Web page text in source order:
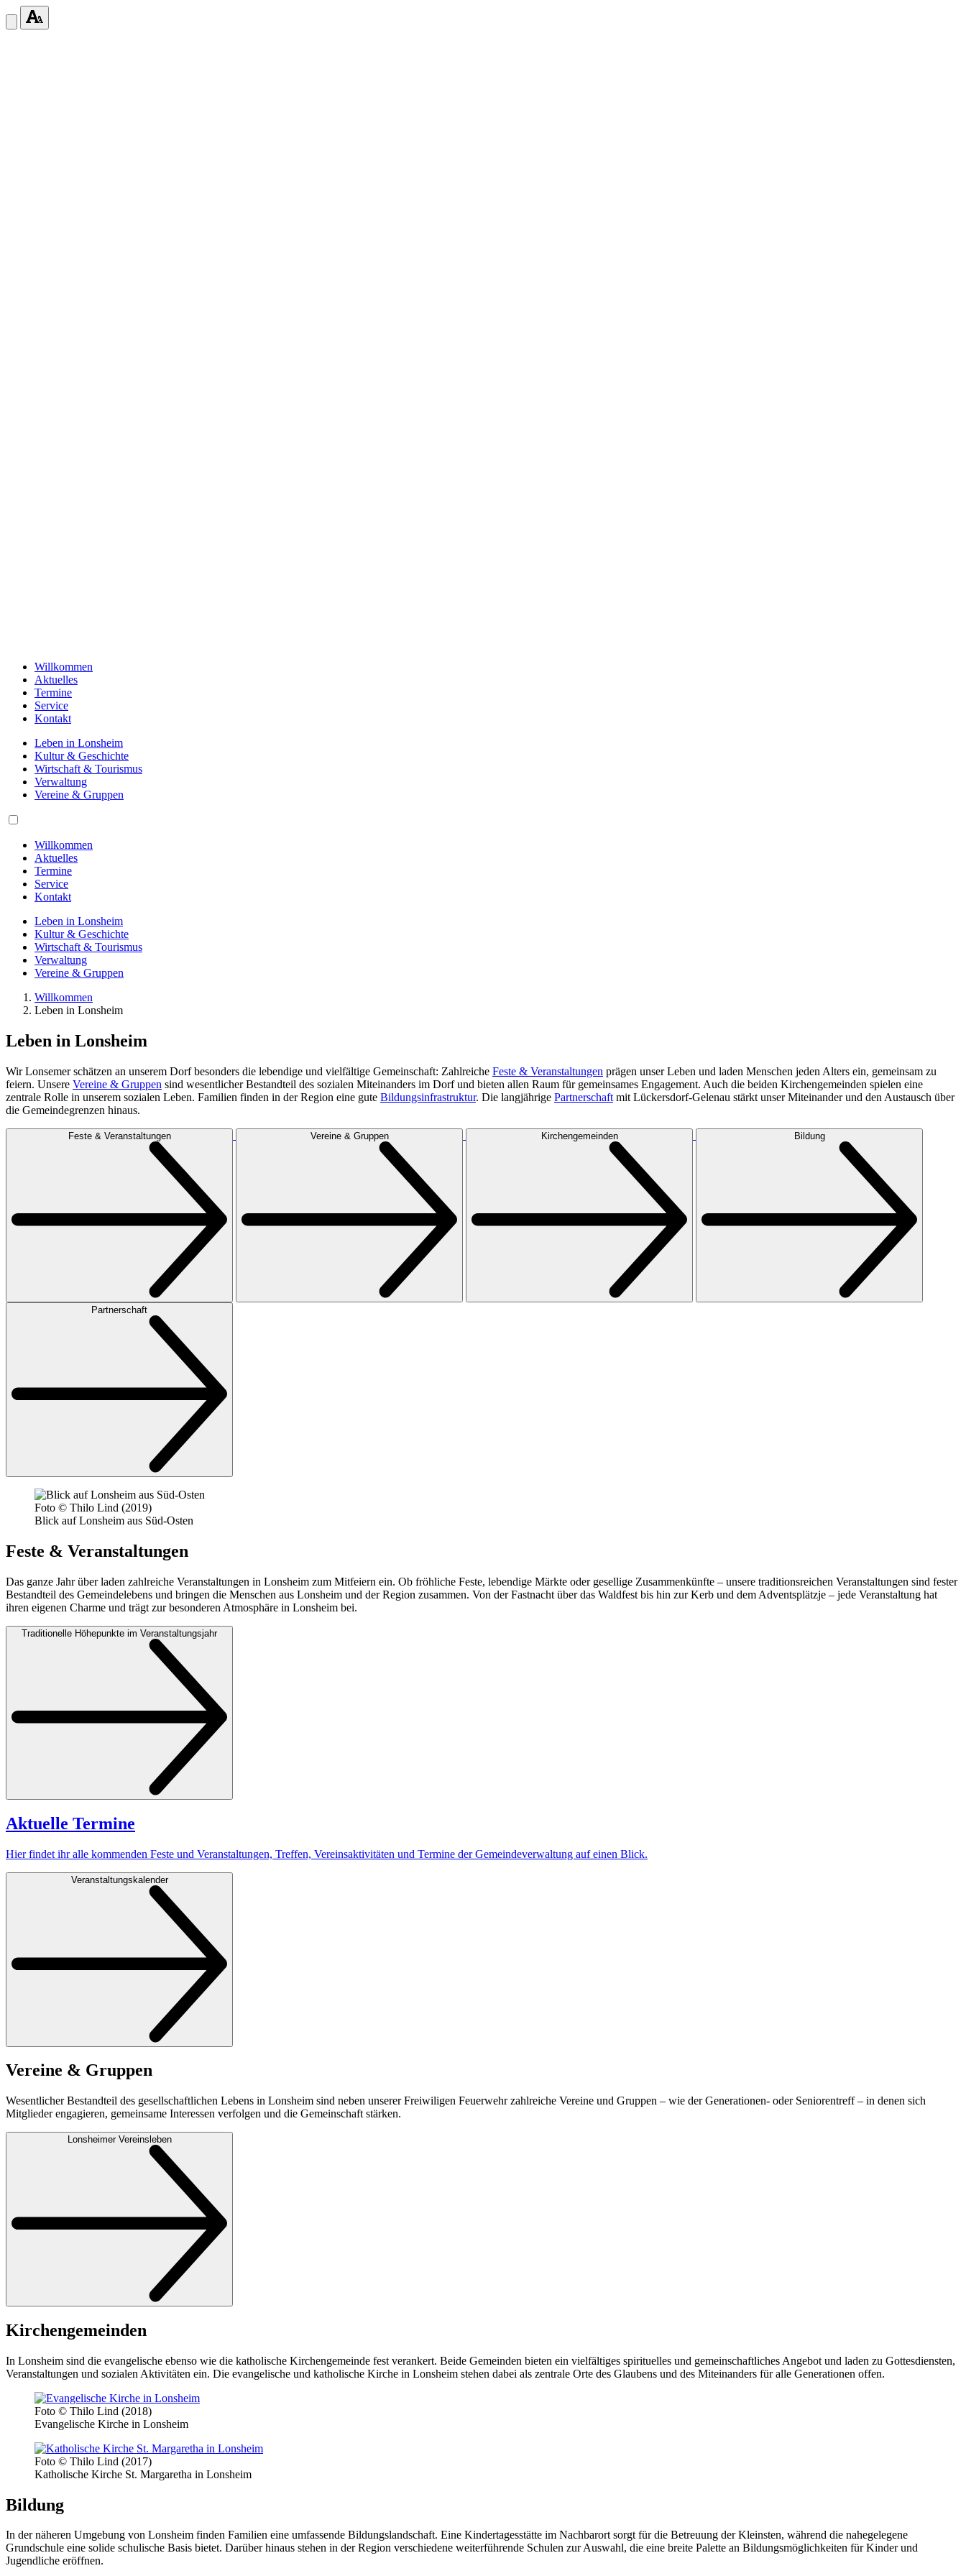
Willkommen
Aktuelles
Termine
Service
Kontakt
Leben in Lonsheim
Kultur & Geschichte
Wirtschaft & Tourismus
Verwaltung
Vereine & Gruppen
Willkommen
Aktuelles
Termine
Service
Kontakt
Leben in Lonsheim
Kultur & Geschichte
Wirtschaft & Tourismus
Verwaltung
Vereine & Gruppen
Willkommen
Leben in Lonsheim
Leben in Lonsheim
Wir Lonsemer schätzen an unserem Dorf besonders die lebendige und vielfältige Gemeinschaft: Zahlreiche Feste & Veranstaltungen prägen unser Leben und laden Menschen jeden Alters ein, gemeinsam zu
feiern. Unsere Vereine & Gruppen sind wesentlicher Bestandteil des sozialen Miteinanders im Dorf und bieten allen Raum für gemeinsames Engagement. Auch die beiden Kirchengemeinden spielen eine
zentrale Rolle in unserem sozialen Leben. Familien finden in der Region eine gute Bildungsinfrastruktur. Die langjährige Partnerschaft mit Lückersdorf-Gelenau stärkt unser Miteinander und den Austausch über
die Gemeindegrenzen hinaus.
Feste & Veranstaltungen Vereine & Gruppen Kirchengemeinden Bildung
Partnerschaft
Foto © Thilo Lind (2019)
Blick auf Lonsheim aus Süd-Osten
Feste & Veranstaltungen
Das ganze Jahr über laden zahlreiche Veranstaltungen in Lonsheim zum Mitfeiern ein. Ob fröhliche Feste, lebendige Märkte oder gesellige Zusammenkünfte – unsere traditionsreichen Veranstaltungen sind fester
Bestandteil des Gemeindelebens und bringen die Menschen aus Lonsheim und der Region zusammen. Von der Fastnacht über das Waldfest bis hin zur Kerb und dem Adventsplätzje – jede Veranstaltung hat
ihren eigenen Charme und trägt zur besonderen Atmosphäre in Lonsheim bei.
Traditionelle Höhepunkte im Veranstaltungsjahr
Aktuelle Termine
Hier findet ihr alle kommenden Feste und Veranstaltungen, Treffen, Vereinsaktivitäten und Termine der Gemeindeverwaltung auf einen Blick.
Veranstaltungskalender
Vereine & Gruppen
Wesentlicher Bestandteil des gesellschaftlichen Lebens in Lonsheim sind neben unserer Freiwiligen Feuerwehr zahlreiche Vereine und Gruppen – wie der Generationen- oder Seniorentreff – in denen sich
Mitglieder engagieren, gemeinsame Interessen verfolgen und die Gemeinschaft stärken.
Lonsheimer Vereinsleben
Kirchen­gemeinden
In Lonsheim sind die evangelische ebenso wie die katholische Kirchengemeinde fest verankert. Beide Gemeinden bieten ein vielfältiges spirituelles und gemeinschaftliches Angebot und laden zu Gottesdiensten,
Veranstaltungen und sozialen Aktivitäten ein. Die evangelische und katholische Kirche in Lonsheim stehen dabei als zentrale Orte des Glaubens und des Miteinanders für alle Generationen offen.
Foto © Thilo Lind (2018)
Evangelische Kirche in Lonsheim
Foto © Thilo Lind (2017)
Katholische Kirche St. Margaretha in Lonsheim
Bildung
In der näheren Umgebung von Lonsheim finden Familien eine umfassende Bildungslandschaft. Eine Kindertagesstätte im Nachbarort sorgt für die Betreuung der Kleinsten, während die nahegelegene
Grundschule eine solide schulische Basis bietet. Darüber hinaus stehen in der Region verschiedene weiterführende Schulen zur Auswahl, die eine breite Palette an Bildungsmöglichkeiten für Kinder und
Jugendliche eröffnen.